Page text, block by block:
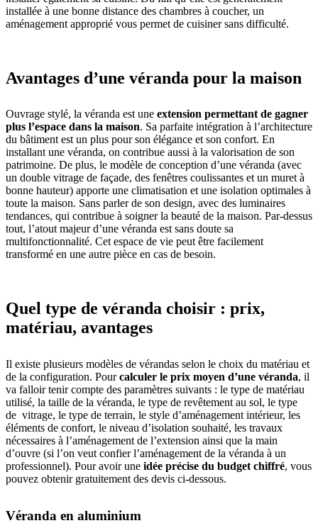
installée à une bonne distance des chambres à coucher, un
aménagement approprié vous permet de cuisiner sans difficulté.
Avantages d’une véranda pour la maison
Ouvrage stylé, la véranda est une extension permettant de gagner
plus l’espace dans la maison. Sa parfaite intégration à l’architecture
du bâtiment est un plus pour son élégance et son confort. En
installant une véranda, on contribue aussi à la valorisation de son
patrimoine. De plus, le modèle de conception d’une véranda (avec
un double vitrage de façade, des fenêtres coulissantes et un muret à
bonne hauteur) apporte une climatisation et une isolation optimales à
toute la maison. Sans parler de son design, avec des luminaires
tendances, qui contribue à soigner la beauté de la maison. Par-dessus
tout, l’atout majeur d’une véranda est sans doute sa
multifonctionnalité. Cet espace de vie peut être facilement
transformé en une autre pièce en cas de besoin.
Quel type de véranda choisir : prix,
matériau, avantages
Il existe plusieurs modèles de vérandas selon le choix du matériau et
de la configuration. Pourcalculer le prix moyen d’une véranda, il
va falloir tenir compte des paramètres suivants : le type de matériau
utilisé, la taille de la véranda, le type de revêtement au sol, le type
de vitrage, le type de terrain, le style d’aménagement intérieur, les
éléments de confort, le niveau d’isolation souhaité, les travaux
nécessaires à l’aménagement de l’extension ainsi que la main
d’ouvre (si l’on veut confier l’aménagement de la véranda à un
professionnel). Pour avoir une idée précise du budget chiffré, vous
pouvez obtenir gratuitement des devis ci-dessous.
Véranda en aluminium